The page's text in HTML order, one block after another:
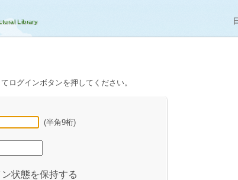
ログインボタンを押してください。
(半角9桁)
状態を保持する